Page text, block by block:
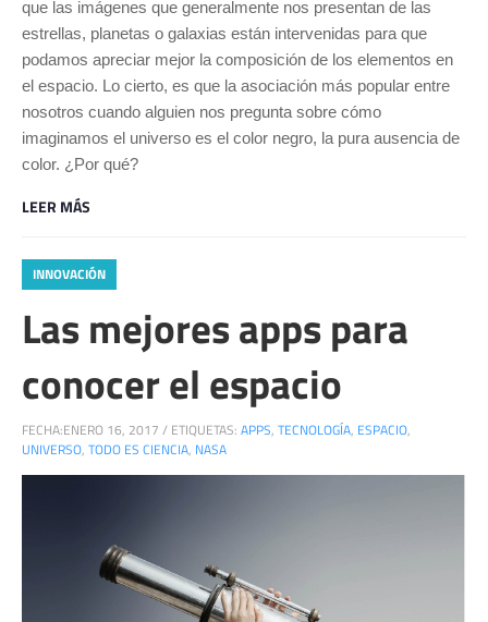
que las imágenes que generalmente nos presentan de las
estrellas, planetas o galaxias están intervenidas para que
podamos apreciar mejor la composición de los elementos en
el espacio. Lo cierto, es que la asociación más popular entre
nosotros cuando alguien nos pregunta sobre cómo
imaginamos el universo es el color negro, la pura ausencia de
color. ¿Por qué?
LEER MÁS
INNOVACIÓN
Las mejores apps para
conocer el espacio
FECHA:ENERO 16, 2017 / ETIQUETAS: APPS, TECNOLOGÍA, ESPACIO,
UNIVERSO, TODO ES CIENCIA, NASA